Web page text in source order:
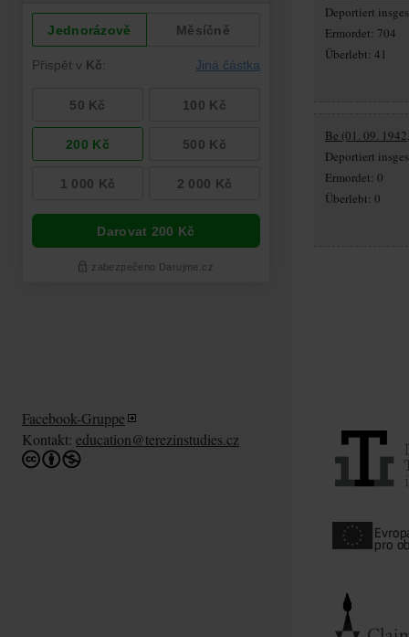
Deportiert
Ermordet: 704
Überlebt: 41
Be (01. 09.
Deportiert
Ermordet: 0
Überlebt: 0
Facebook-Gruppe
Kontakt: education@terezinstudies.cz